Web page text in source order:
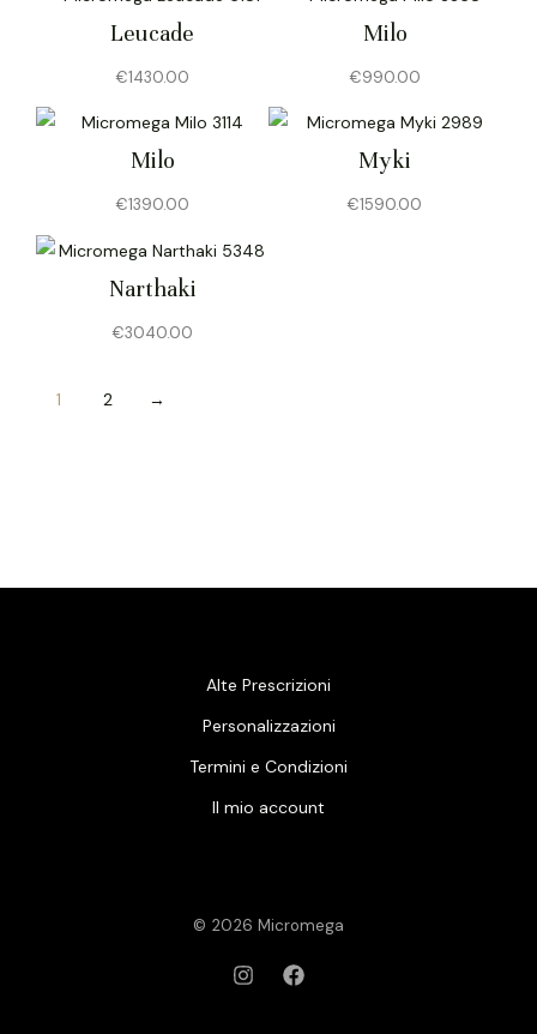
Leucade
€1430.00
Milo
€990.00
Milo
€1390.00
Myki
€1590.00
Narthaki
€3040.00
1 2 →
Alte Prescrizioni
Personalizzazioni
Termini e Condizioni
Il mio account
© 2026 Micromega